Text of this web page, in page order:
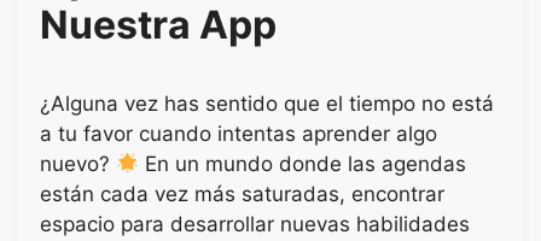
Nuestra App
¿Alguna vez has sentido que el tiempo no está
a tu favor cuando intentas aprender algo
nuevo?
En un mundo donde las agendas
están cada vez más saturadas, encontrar
espacio para desarrollar nuevas habilidades